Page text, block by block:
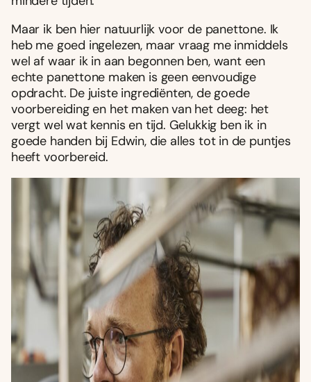
Maar ik ben hier natuurlijk voor de panettone. Ik
heb me goed ingelezen, maar vraag me inmiddels
wel af waar ik in aan begonnen ben, want een
echte panettone maken is geen eenvoudige
opdracht. De juiste ingrediënten, de goede
voorbereiding en het maken van het deeg: het
vergt wel wat kennis en tijd. Gelukkig ben ik in
goede handen bij Edwin, die alles tot in de puntjes
heeft voorbereid.